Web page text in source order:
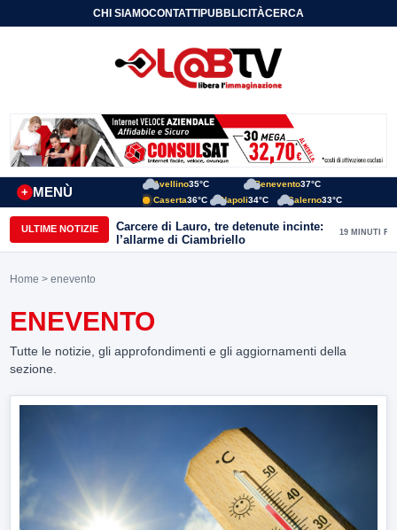
CHI SIAMOCONTATTIPUBBLICITÀCERCA
MENÙ
+
Avellino35°C Benevento37°C
Caserta36°C Napoli34°C Salerno33°C
ULTIME NOTIZIE
Carcere di Lauro, tre detenute incinte:
l’allarme di Ciambriello
19 MINUTI FA
Home > enevento
ENEVENTO
Tutte le notizie, gli approfondimenti e gli aggiornamenti della
sezione.